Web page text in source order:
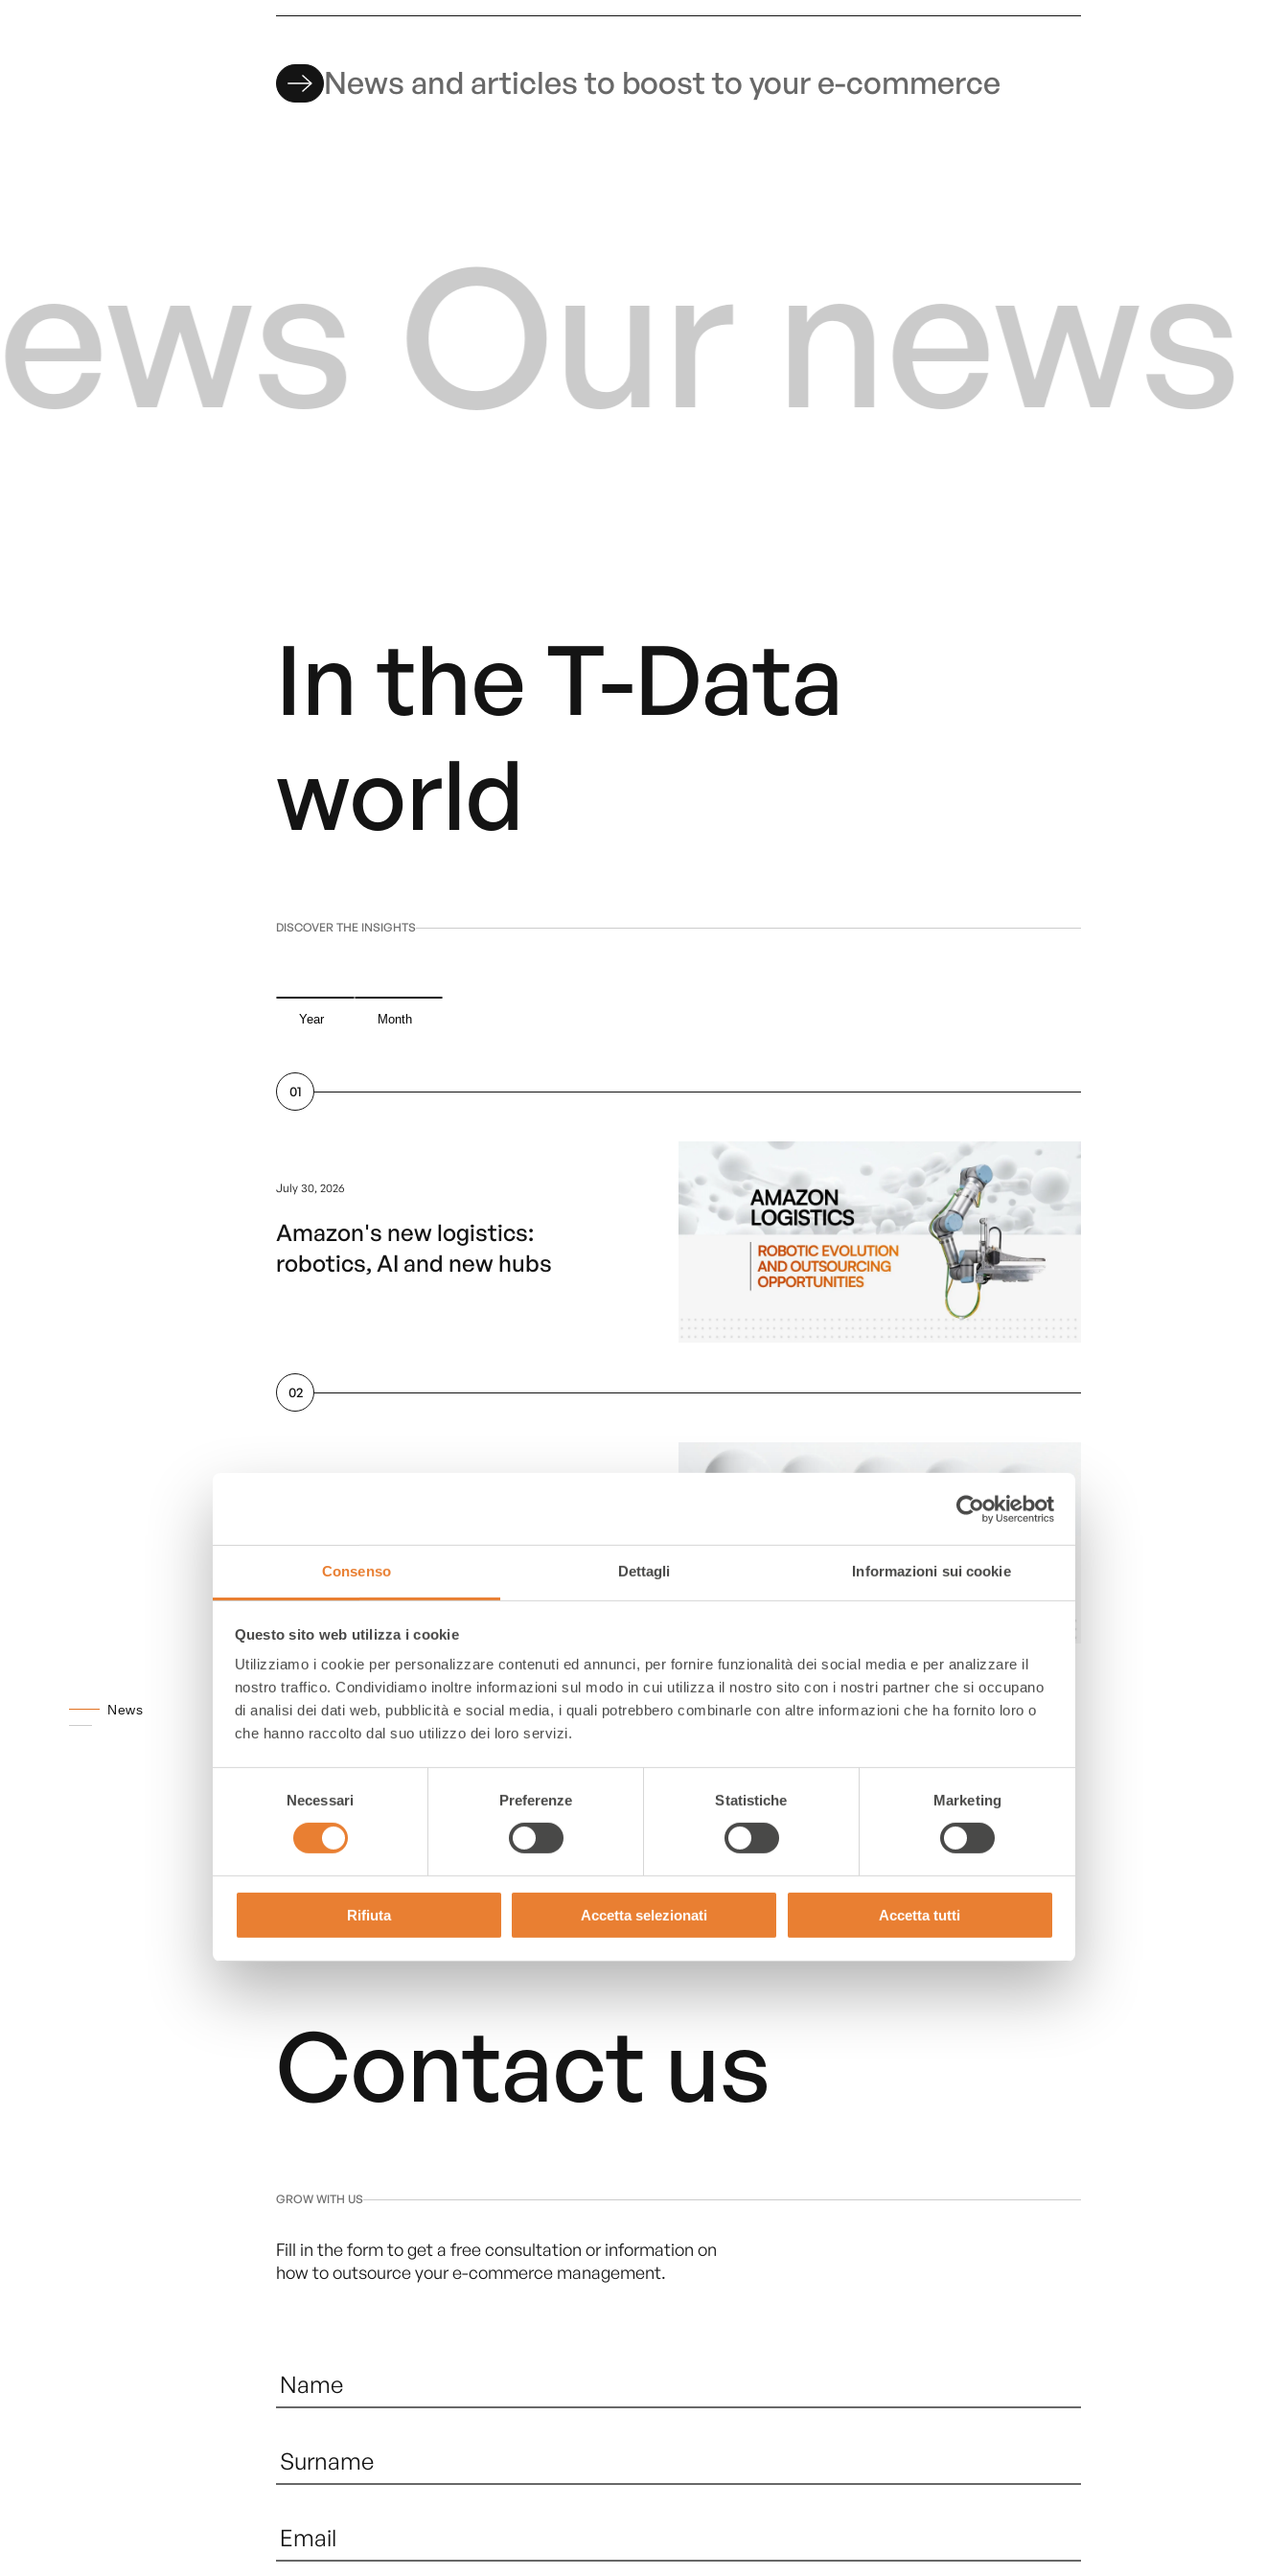
Consenso Dettagli Informazioni sui cookie
Questo sito web utilizza i cookie
Utilizziamo i cookie per personalizzare contenuti ed annunci, per fornire funzionalità dei social media e per analizzare il
nostro traffico. Condividiamo inoltre informazioni sul modo in cui utilizza il nostro sito con i nostri partner che si occupano
di analisi dei dati web, pubblicità e social media, i quali potrebbero combinarle con altre informazioni che ha fornito loro o
che hanno raccolto dal suo utilizzo dei loro servizi.
Necessari Preferenze Statistiche Marketing
Rifiuta Accetta selezionati Accetta tutti
News
News and articles to boost to your e-commerce
Our news
In the T-Data
world
DISCOVER THE INSIGHTS
Year Month
01
July 30, 2026
Amazon's new logistics:
robotics, AI and new hubs
02
Marketplace and how it works
Load more news
Contact us
GROW WITH US
Fill in the form to get a free consultation or information on
how to outsource your e-commerce management.